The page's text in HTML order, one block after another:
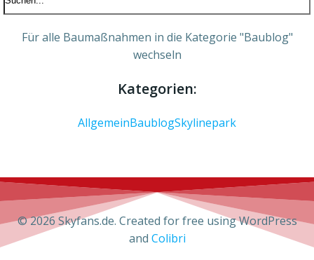
Für alle Baumaßnahmen in die Kategorie "Baublog"
wechseln
Kategorien:
AllgemeinBaublogSkylinepark
© 2026 Skyfans.de. Created for free using WordPress
and Colibri